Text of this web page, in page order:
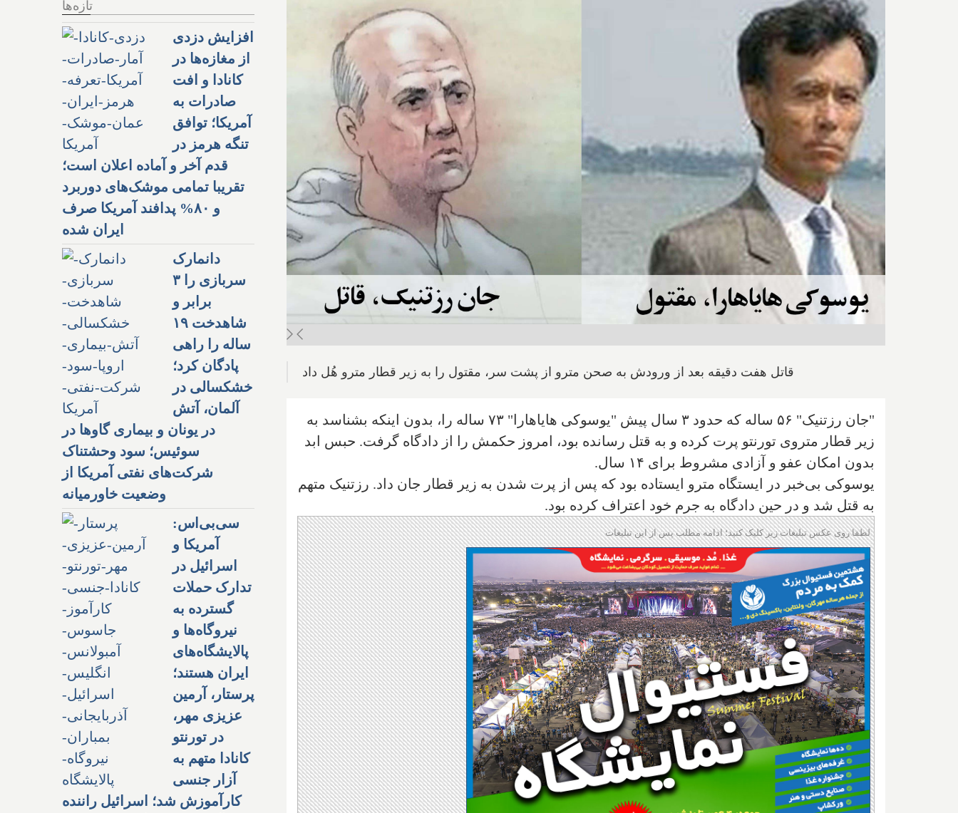
قاتل هفت دقیقه بعد از ورودش به صحن مترو از پشت سر، مقتول را به زیر قطار مترو هُل داد
"جان رزتنیک" ۵۶ ساله که حدود ۳ سال پیش "یوسوکی هایاهارا" ۷۳ ساله را، بدون اینکه بشناسد به
زیر قطار متروی تورنتو پرت کرده و به قتل رسانده بود، امروز حکمش را از دادگاه گرفت. حبس ابد
بدون امکان عفو و آزادی مشروط برای ۱۴ سال.
یوسوکی بی‌خبر در ایستگاه مترو ایستاده بود که پس از پرت شدن به زیر قطار جان داد. رزتنیک متهم
به قتل شد و در حین دادگاه به جرم خود اعتراف کرده بود.
لطفا روی عکس تبلیغات زیر کلیک کنید؛ ادامه مطلب پس از این تبلیغات
تازه‌ها
افزایش دزدی
از مغازه‌ها در
کانادا و افت
صادرات به
آمریکا؛ توافق
تنگه هرمز در
قدم آخر و آماده اعلان است؛
تقریبا تمامی موشک‌های دوربرد
و ۸۰% پدافند آمریکا صرف
ایران شده
دانمارک
سربازی را ۳
برابر و
شاهدخت ۱۹
ساله را راهی
پادگان کرد؛
خشکسالی در
آلمان، آتش
در یونان و بیماری گاوها در
سوئیس؛ سود وحشتناک
شرکت‌های نفتی آمریکا از
وضعیت خاورمیانه
سی‌بی‌اس:
آمریکا و
اسرائیل در
تدارک حملات
گسترده به
نیروگاه‌ها و
پالایشگاه‌های
ایران هستند؛
پرستار، آرمین
عزیزی مهر،
در تورنتو
کانادا متهم به
آزار جنسی
کارآموزش شد؛ اسرائیل راننده